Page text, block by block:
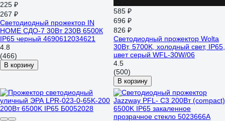
225 ₽
267 ₽
Светодиодный прожектор IN
HOME СДО-7 30Вт 230В 6500К
IP65 черный 4690612034621
4.8
(466)
В корзину
585 ₽
696 ₽
826 ₽
Светодиодный прожектор Wolta
30Вт, 5700K, холодный свет, IP65,
цвет серый WFL-30W/06
4.5
(500)
В корзину